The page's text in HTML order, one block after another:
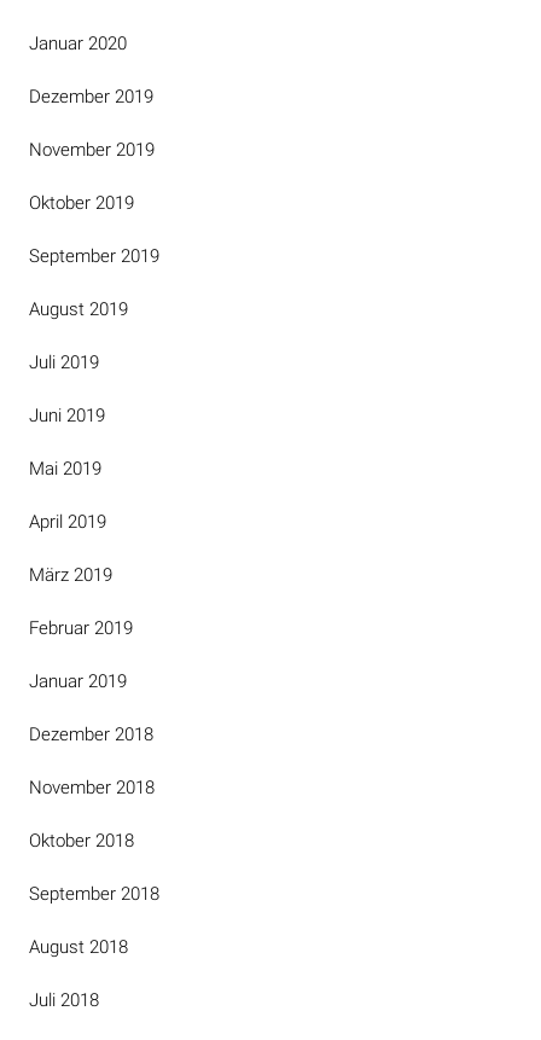
Januar 2020
Dezember 2019
November 2019
Oktober 2019
September 2019
August 2019
Juli 2019
Juni 2019
Mai 2019
April 2019
März 2019
Februar 2019
Januar 2019
Dezember 2018
November 2018
Oktober 2018
September 2018
August 2018
Juli 2018